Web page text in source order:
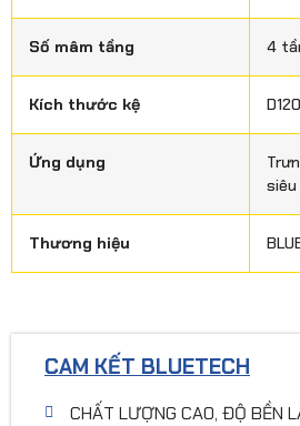
Số mâm tầng 4
Kích thước kệ
Ứng dụng
Thương hiệu
CAM KẾT BLUETECH
CHẤT LƯỢNG CAO, ĐỘ BỀN